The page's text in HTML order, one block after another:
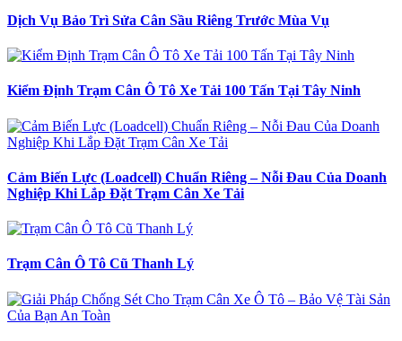
Dịch Vụ Bảo Trì Sửa Cân Sầu Riêng Trước Mùa Vụ
Kiểm Định Trạm Cân Ô Tô Xe Tải 100 Tấn Tại Tây Ninh
Cảm Biến Lực (Loadcell) Chuẩn Riêng – Nỗi Đau Của Doanh
Nghiệp Khi Lắp Đặt Trạm Cân Xe Tải
Trạm Cân Ô Tô Cũ Thanh Lý